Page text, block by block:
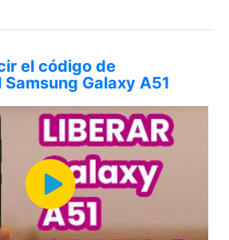
el código de
Galaxy A51